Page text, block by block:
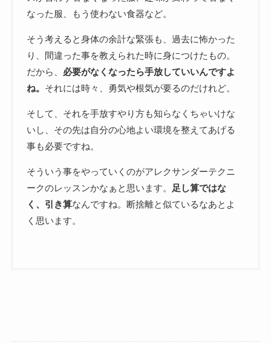
なった服、もう使わない食器など。
そう考えると身体の余計な緊張も、過去に怖かった
り、間違った事を教えられた時に身につけたもの。
だから、 必要がなくなったら手放していいんですよ
ね。 それには時々、勇気や根気が要るのだけれど。
そして、それを手放すやり方も知らなくちゃいけな
いし、その先は自分の心地よい環境を整えてあげる
事も必要ですね。
そういう事をやっていくのがアレクサンダーテクニ
ークのレッスンかなぁと思います。 足し算ではな
く、引き算なんですね。断捨離と似ているなあとよ
く思います。